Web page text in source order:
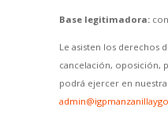
Base legitimadora:
Le asisten los derechos
cancelación, oposición,
podrá ejercer en